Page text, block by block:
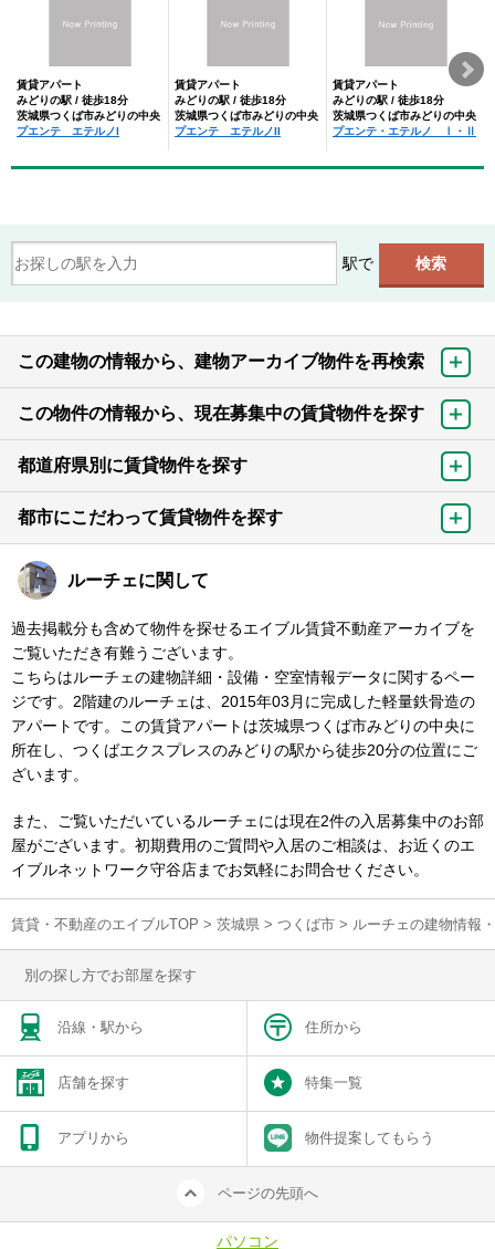
賃貸アパート
みどりの駅 / 徒歩18分
茨城県つくば市みどりの中央
プエンテ エテルノI
賃貸アパート
みどりの駅 / 徒歩18分
茨城県つくば市みどりの中央
プエンテ エテルノII
賃貸アパート
みどりの駅 / 徒歩18分
茨城県つくば市みどりの中央
プエンテ・エテルノ Ⅰ・Ⅱ
駅で
この建物の情報から、建物アーカイブ物件を再検索
この物件の情報から、現在募集中の賃貸物件を探す
都道府県別に賃貸物件を探す
都市にこだわって賃貸物件を探す
ルーチェに関して
過去掲載分も含めて物件を探せるエイブル賃貸不動産アーカイブを
ご覧いただき有難うございます。
こちらはルーチェの建物詳細・設備・空室情報データに関するペー
ジです。2階建のルーチェは、2015年03月に完成した軽量鉄骨造の
アパートです。この賃貸アパートは茨城県つくば市みどりの中央に
所在し、つくばエクスプレスのみどりの駅から徒歩20分の位置にご
ざいます。
また、ご覧いただいているルーチェには現在2件の入居募集中のお部
屋がございます。初期費用のご質問や入居のご相談は、お近くのエ
イブルネットワーク守谷店までお気軽にお問合せください。
賃貸・不動産のエイブルTOP > 茨城県 > つくば市 > ルーチェの建物情報
別の探し方でお部屋を探す
沿線・駅から 住所から
店舗を探す 特集一覧
アプリから 物件提案してもらう
ページの先頭へ
パソコン